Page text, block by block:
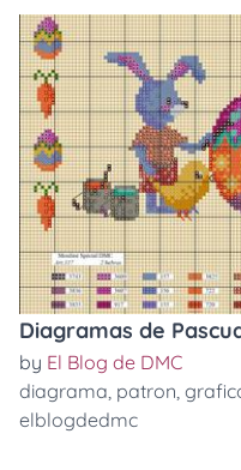
Diagramas de
by El Blog de DMC
diagrama, patron,
elblogdedmc